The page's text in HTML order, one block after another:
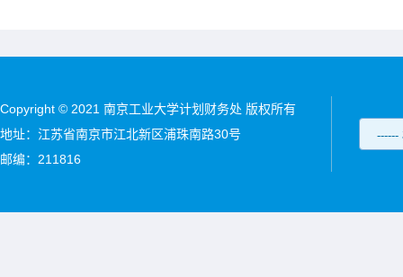
Copyright © 2021 南京工业大学计划财务处 版权所有
地址：江苏省南京市江北新区浦珠南路30号
邮编：211816